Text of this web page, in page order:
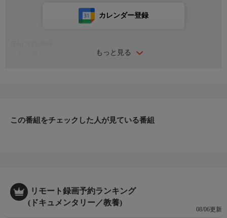
もっと見る
カレンダー登録
時にはトナカイも。ドクター・ポールは、普通の獣医とはちょっ
場。仕事を終えたドクター・ポールとダイアンは、ミシガン州ホ
ランドへ旅行する。
この番組をチェックした人が見ている番組
リモート録画予約ランキング
(ドキュメンタリー／教養)
08/06更新